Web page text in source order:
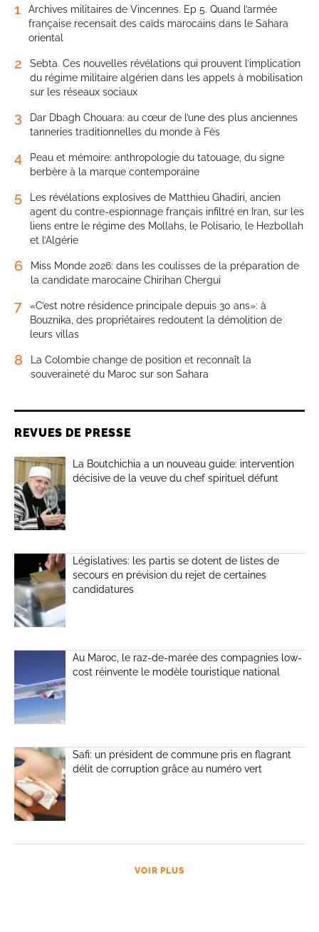
1
Archives militaires de Vincennes. Ep 5. Quand l’armée
française recensait des caïds marocains dans le Sahara
oriental
2
Sebta. Ces nouvelles révélations qui prouvent l’implication
du régime militaire algérien dans les appels à mobilisation
sur les réseaux sociaux
3
Dar Dbagh Chouara: au cœur de l’une des plus anciennes
tanneries traditionnelles du monde à Fès
4
Peau et mémoire: anthropologie du tatouage, du signe
berbère à la marque contemporaine
5
Les révélations explosives de Matthieu Ghadiri, ancien
agent du contre-espionnage français infiltré en Iran, sur les
liens entre le régime des Mollahs, le Polisario, le Hezbollah
et l’Algérie
6
Miss Monde 2026: dans les coulisses de la préparation de
la candidate marocaine Chirihan Chergui
7
«C’est notre résidence principale depuis 30 ans»: à
Bouznika, des propriétaires redoutent la démolition de
leurs villas
8
La Colombie change de position et reconnaît la
souveraineté du Maroc sur son Sahara
REVUES DE PRESSE
La Boutchichia a un nouveau guide: intervention
décisive de la veuve du chef spirituel défunt
Législatives: les partis se dotent de listes de
secours en prévision du rejet de certaines
candidatures
Au Maroc, le raz-de-marée des compagnies low-
cost réinvente le modèle touristique national
Safi: un président de commune pris en flagrant
délit de corruption grâce au numéro vert
VOIR PLUS